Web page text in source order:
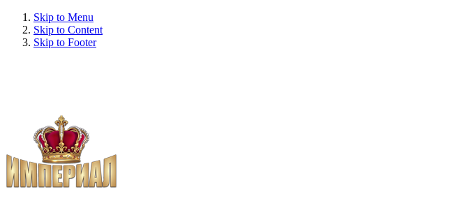
Skip to Menu
Skip to Content
Skip to Footer